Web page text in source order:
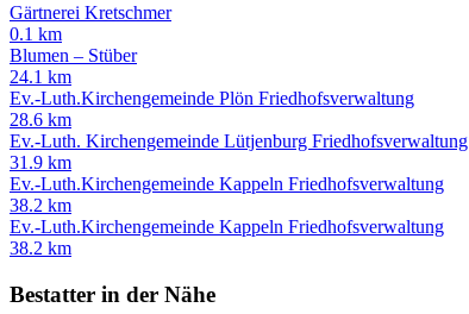
Gärtnerei Kretschmer
0.1 km
Blumen – Stüber
24.1 km
Ev.-Luth.Kirchengemeinde Plön Friedhofsverwaltung
28.6 km
Ev.-Luth. Kirchengemeinde Lütjenburg Friedhofsverwaltung
31.9 km
Ev.-Luth.Kirchengemeinde Kappeln Friedhofsverwaltung
38.2 km
Ev.-Luth.Kirchengemeinde Kappeln Friedhofsverwaltung
38.2 km
Bestatter in der Nähe